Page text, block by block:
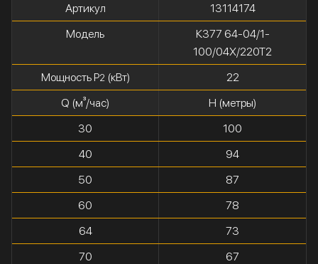
Артикул
13114174
Модель
К377 64-04/1-
100/04Х/220Т2
Мощность P2(кВт)
22
Q (м³/час)
H (метры)
30
100
40
94
50
87
60
78
64
73
70
67